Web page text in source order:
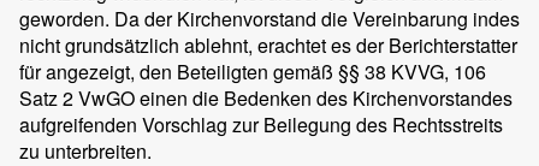
geworden. Da der Kirchenvorstand die Vereinbarung indes
nicht grundsätzlich ablehnt, erachtet es der Berichterstatter
für angezeigt, den Beteiligten gemäß §§ 38 KVVG, 106
Satz 2 VwGO einen die Bedenken des Kirchenvorstandes
aufgreifenden Vorschlag zur Beilegung des Rechtsstreits
zu unterbreiten.